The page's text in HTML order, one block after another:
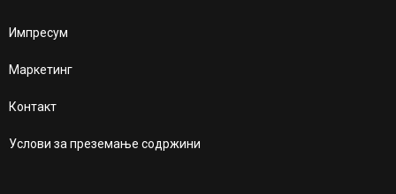
Импресум
Маркетинг
Контакт
Услови за преземање содржини